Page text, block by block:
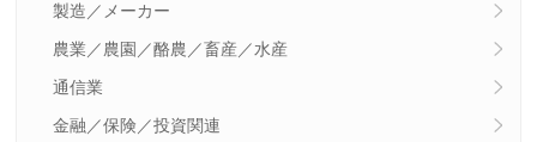
製造／メーカー
農業／農園／酪農／畜産／水産
通信業
金融／保険／投資関連